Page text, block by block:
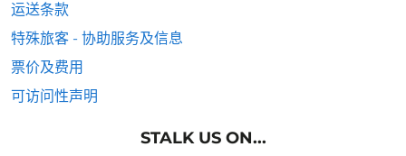
运送条款
特殊旅客 - 协助服务及信息
票价及费用
可访问性声明
STALK US ON...